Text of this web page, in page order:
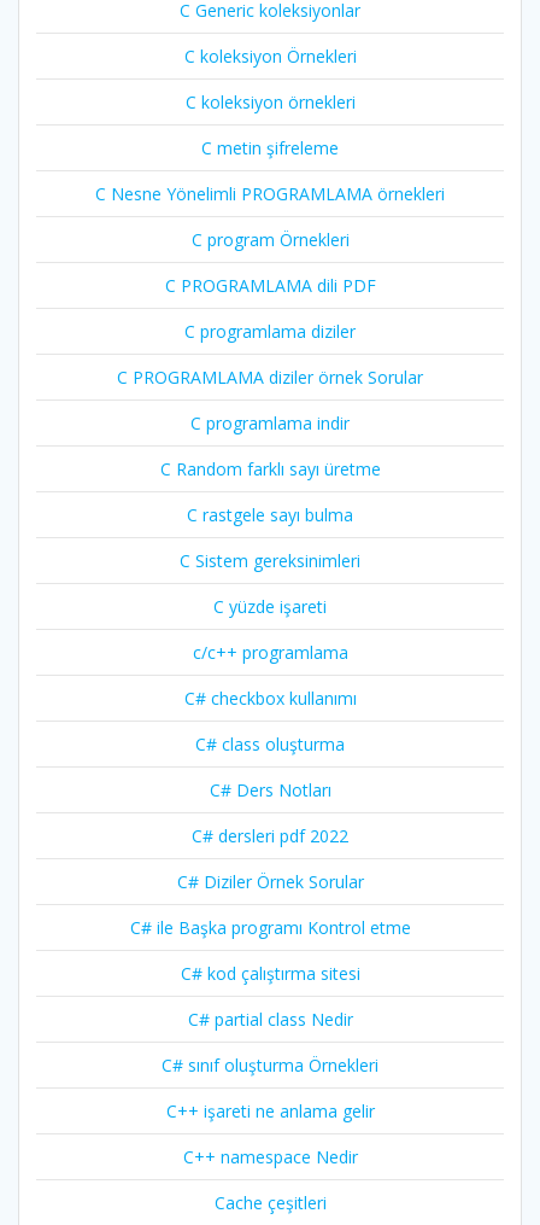
C Generic koleksiyonlar
C koleksiyon Örnekleri
C koleksiyon örnekleri
C metin şifreleme
C Nesne Yönelimli PROGRAMLAMA örnekleri
C program Örnekleri
C PROGRAMLAMA dili PDF
C programlama diziler
C PROGRAMLAMA diziler örnek Sorular
C programlama indir
C Random farklı sayı üretme
C rastgele sayı bulma
C Sistem gereksinimleri
C yüzde işareti
c/c++ programlama
C# checkbox kullanımı
C# class oluşturma
C# Ders Notları
C# dersleri pdf 2022
C# Diziler Örnek Sorular
C# ile Başka programı Kontrol etme
C# kod çalıştırma sitesi
C# partial class Nedir
C# sınıf oluşturma Örnekleri
C++ işareti ne anlama gelir
C++ namespace Nedir
Cache çeşitleri